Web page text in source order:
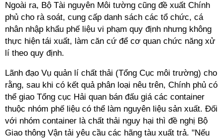
Ngoài ra, Bộ Tài nguyên Môi tường cũng đề xuất Chính
phủ cho rà soát, cung cấp danh sách các tổ chức, cá
nhân nhập khẩu phế liệu vi phạm quy định nhưng không
thực hiện tái xuất, làm căn cứ để cơ quan chức năng xử
lí theo quy định.
Lãnh đạo Vụ quản lí chất thải (Tổng Cục môi trường) cho
rằng, sau khi có kết quả phân loại nêu trên, Chính phủ có
thể giao Tổng cục Hải quan bán đấu giá các container
thuộc nhóm phế liệu có thể làm nguyên liệu sản xuất. Đối
với nhóm container là chất thải nguy hại thì đề nghị Bộ
Giao thông Vận tải yêu cầu các hãng tàu xuất trả. "Nếu